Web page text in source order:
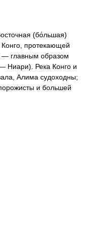
(бо́льшая)
Конго, протекающей
— главным образом
Ниари). Река Конго и
Алима судоходны;
и большей